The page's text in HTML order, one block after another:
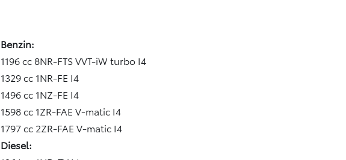
Benzin:
1196 cc 8NR-FTS VVT-iW turbo I4
1329 cc 1NR-FE I4
1496 cc 1NZ-FE I4
1598 cc 1ZR-FAE V-matic I4
1797 cc 2ZR-FAE V-matic I4
Diesel: